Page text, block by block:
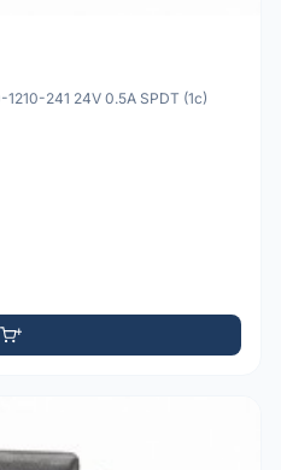
241 24V 0.5A SPDT (1c)